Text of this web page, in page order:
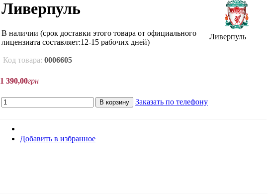
Ливерпуль
В наличии (срок доставки этого товара от официального
лицензиата составляет:12-15 рабочих дней)
Код товара: 0006605
Ливерпуль
1 390,00грн
В корзину Заказать по телефону
Добавить в избранное